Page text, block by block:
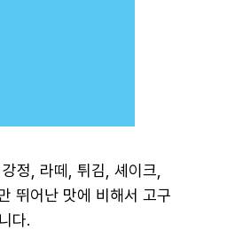
정, 라떼, 튀김, 셰이크,
뛰어난 맛에 비해서 고구
다.